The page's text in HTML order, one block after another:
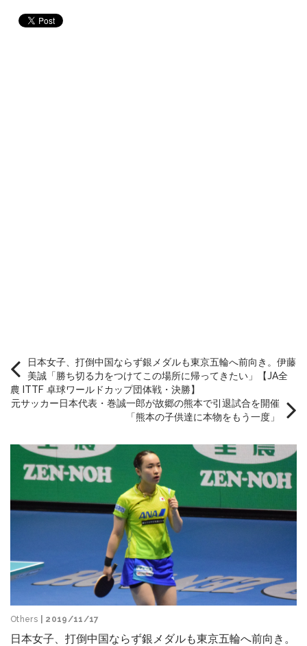
日本女子、打倒中国ならず銀メダルも東京五輪へ前向き。伊藤
美誠「勝ち切る力をつけてこの場所に帰ってきたい」【JA全
農 ITTF 卓球ワールドカップ団体戦・決勝】
元サッカー日本代表・巻誠一郎が故郷の熊本で引退試合を開催
「熊本の子供達に本物をもう一度」
Others | 2019/11/17
日本女子、打倒中国ならず銀メダルも東京五輪へ前向き。